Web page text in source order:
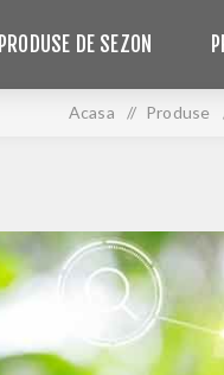
PRODUSE DE SEZON
Acasa / Produse